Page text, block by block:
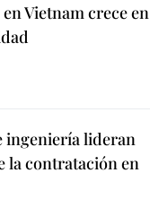
Vietnam crece en
ingeniería lideran
la contratación en